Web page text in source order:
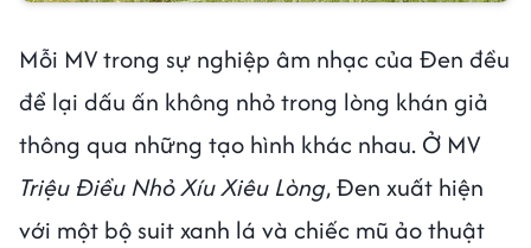
Mỗi MV trong sự nghiệp âm nhạc của Đen đều
để lại dấu ấn không nhỏ trong lòng khán giả
thông qua những tạo hình khác nhau. Ở MV
Triệu Điều Nhỏ Xíu Xiêu Lòng, Đen xuất hiện
với một bộ suit xanh lá và chiếc mũ ảo thuật